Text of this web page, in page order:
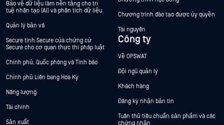
Bảo vệ dữ liệu làm nền tảng cho trí
tuệ nhân tạo (AI) và phân tích dữ liệu
Quản lý bản vá
Secure tính Secure của chứng cứ
Secure cho cơ quan thực thi pháp luật
Chính phủ, Quốc phòng và Tình báo
Chính phủ Liên bang Hoa Kỳ
Năng lượng
Tài chính
Sản xuất
Chương trình đào tạo được ủy quyền
Tài nguyên
Công ty
Về OPSWAT
Đội ngũ quản lý
Khách hàng
Đăng ký nhận bản tin
Tuân thủ tiêu chuẩn sản phẩm và các
chứng nhận